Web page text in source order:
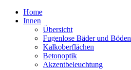
Home
Innen
Übersicht
Fugenlose Bäder und Böden
Kalkoberflächen
Betonoptik
Akzentbeleuchtung